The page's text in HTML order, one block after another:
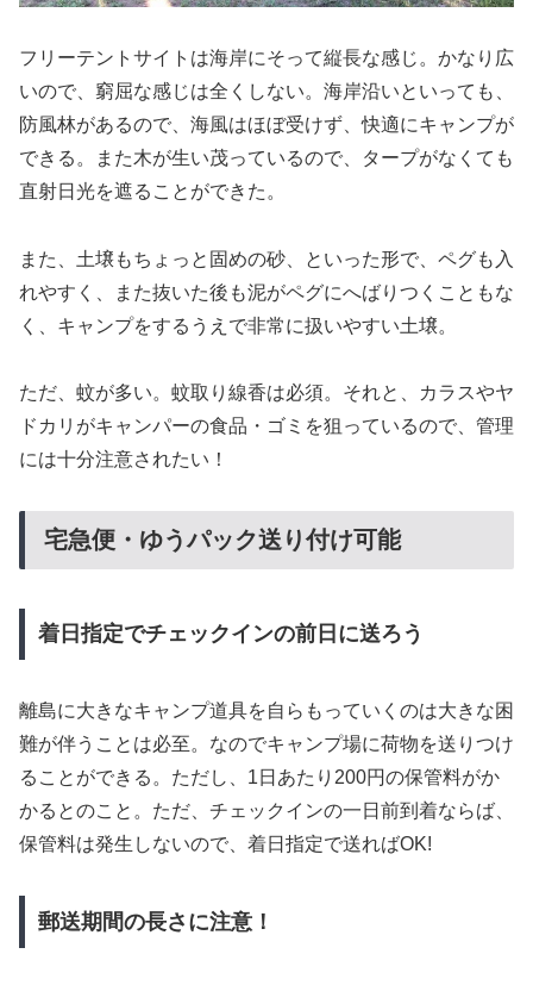
フリーテントサイトは海岸にそって縦長な感じ。かなり広
いので、窮屈な感じは全くしない。海岸沿いといっても、
防風林があるので、海風はほぼ受けず、快適にキャンプが
できる。また木が生い茂っているので、タープがなくても
直射日光を遮ることができた。
また、土壌もちょっと固めの砂、といった形で、ペグも入
れやすく、また抜いた後も泥がペグにへばりつくこともな
く、キャンプをするうえで非常に扱いやすい土壌。
ただ、蚊が多い。蚊取り線香は必須。それと、カラスやヤ
ドカリがキャンパーの食品・ゴミを狙っているので、管理
には十分注意されたい！
宅急便・ゆうパック送り付け可能
着日指定でチェックインの前日に送ろう
離島に大きなキャンプ道具を自らもっていくのは大きな困
難が伴うことは必至。なのでキャンプ場に荷物を送りつけ
ることができる。ただし、1日あたり200円の保管料がか
かるとのこと。ただ、チェックインの一日前到着ならば、
保管料は発生しないので、着日指定で送ればOK!
郵送期間の長さに注意！